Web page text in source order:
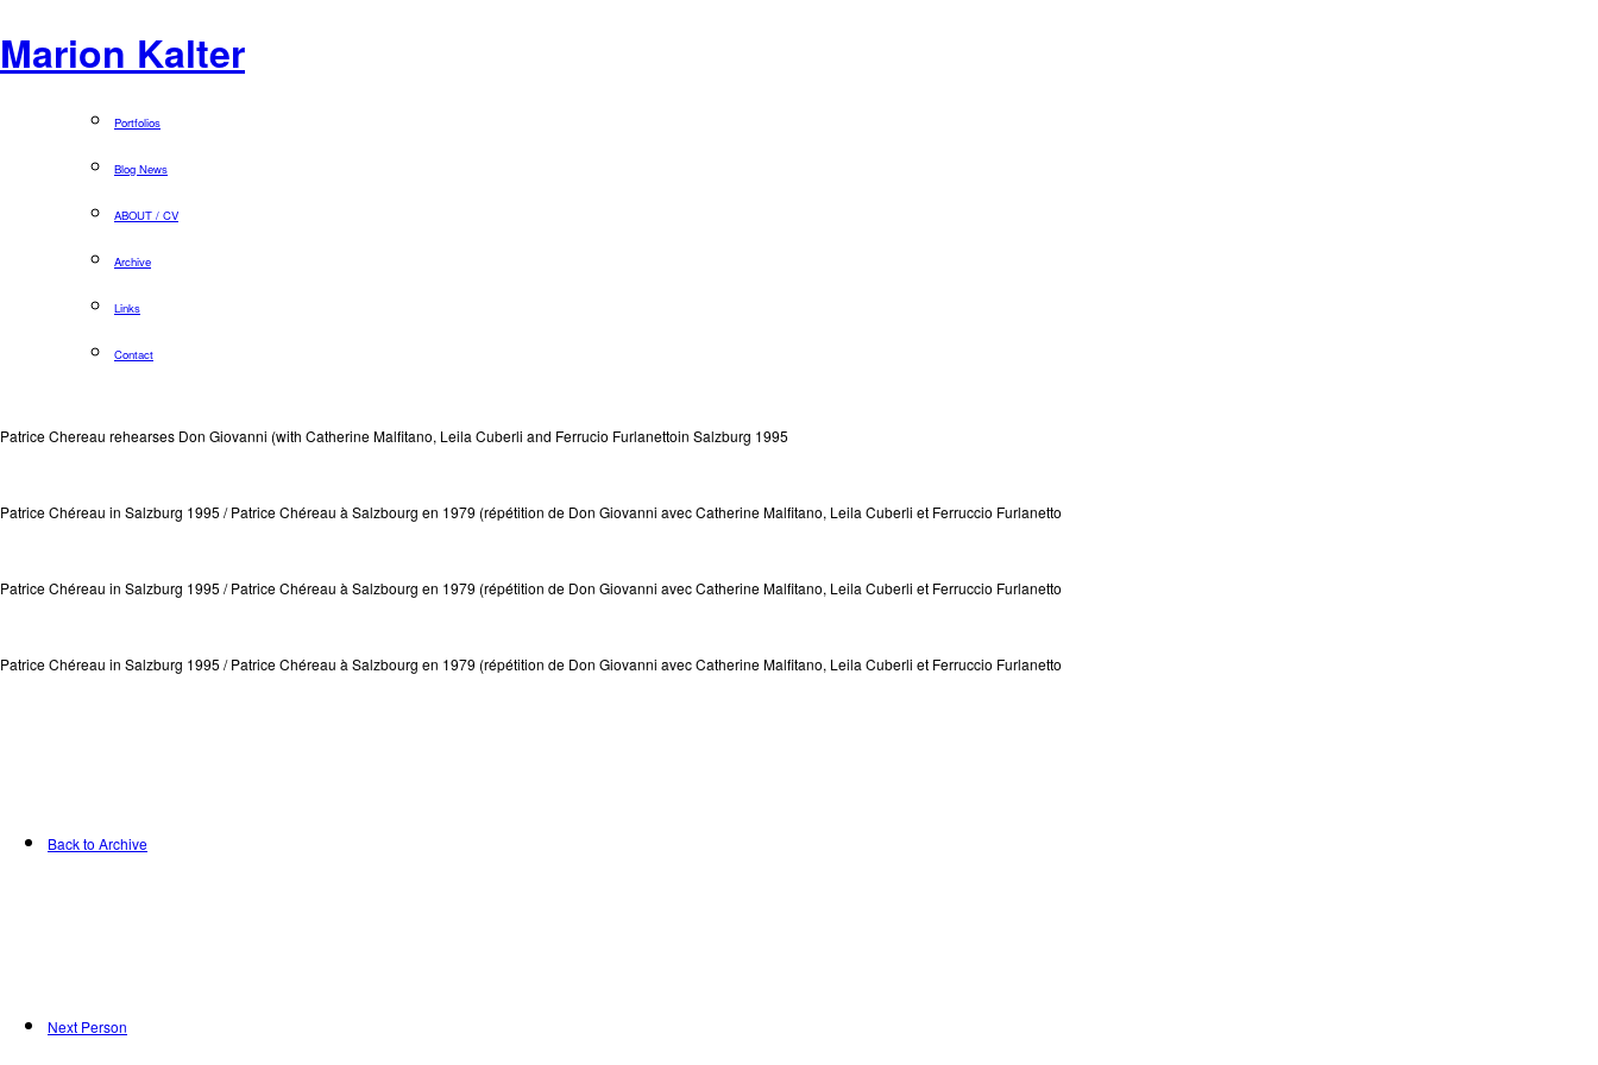
Marion Kalter
Portfolios
Blog News
ABOUT / CV
Archive
Links
Contact
Patrice Chereau rehearses Don Giovanni (with Catherine Malfitano, Leila Cuberli and Ferrucio Furlanettoin Salzburg 1995
Patrice Chéreau in Salzburg 1995 / Patrice Chéreau à Salzbourg en 1979 (répétition de Don Giovanni avec Catherine Malfitano, Leila Cuberli et Ferruccio Furlanetto
Patrice Chéreau in Salzburg 1995 / Patrice Chéreau à Salzbourg en 1979 (répétition de Don Giovanni avec Catherine Malfitano, Leila Cuberli et Ferruccio Furlanetto
Patrice Chéreau in Salzburg 1995 / Patrice Chéreau à Salzbourg en 1979 (répétition de Don Giovanni avec Catherine Malfitano, Leila Cuberli et Ferruccio Furlanetto
Back to Archive
Next Person